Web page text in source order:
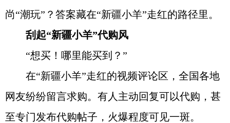
尚“潮玩”？答案藏在“新疆小羊”走红的路径里。
刮起“新疆小羊”代购风
“想买！哪里能买到？”
在“新疆小羊”走红的视频评论区，全国各地
网友纷纷留言求购。有人主动回复可以代购，甚
至专门发布代购帖子，火爆程度可见一斑。